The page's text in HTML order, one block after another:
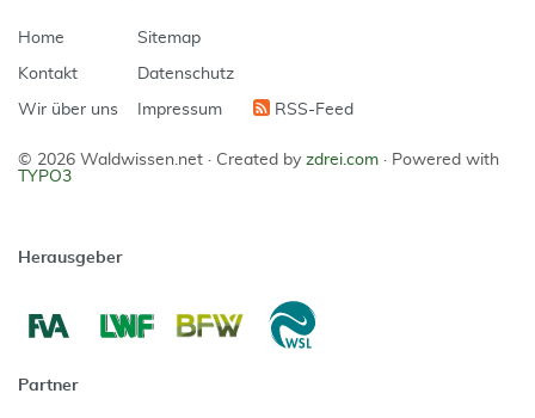
Home
Kontakt
Wir über uns
Sitemap
Datenschutz
Impressum RSS-Feed
© 2026 Waldwissen.net · Created by zdrei.com · Powered with
TYPO3
Herausgeber
Partner